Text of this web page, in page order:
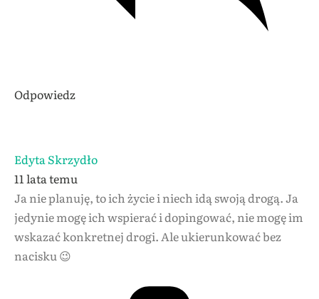
Odpowiedz
Edyta Skrzydło
11 lata temu
Ja nie planuję, to ich życie i niech idą swoją drogą. Ja
jedynie mogę ich wspierać i dopingować, nie mogę im
wskazać konkretnej drogi. Ale ukierunkować bez
nacisku 😉